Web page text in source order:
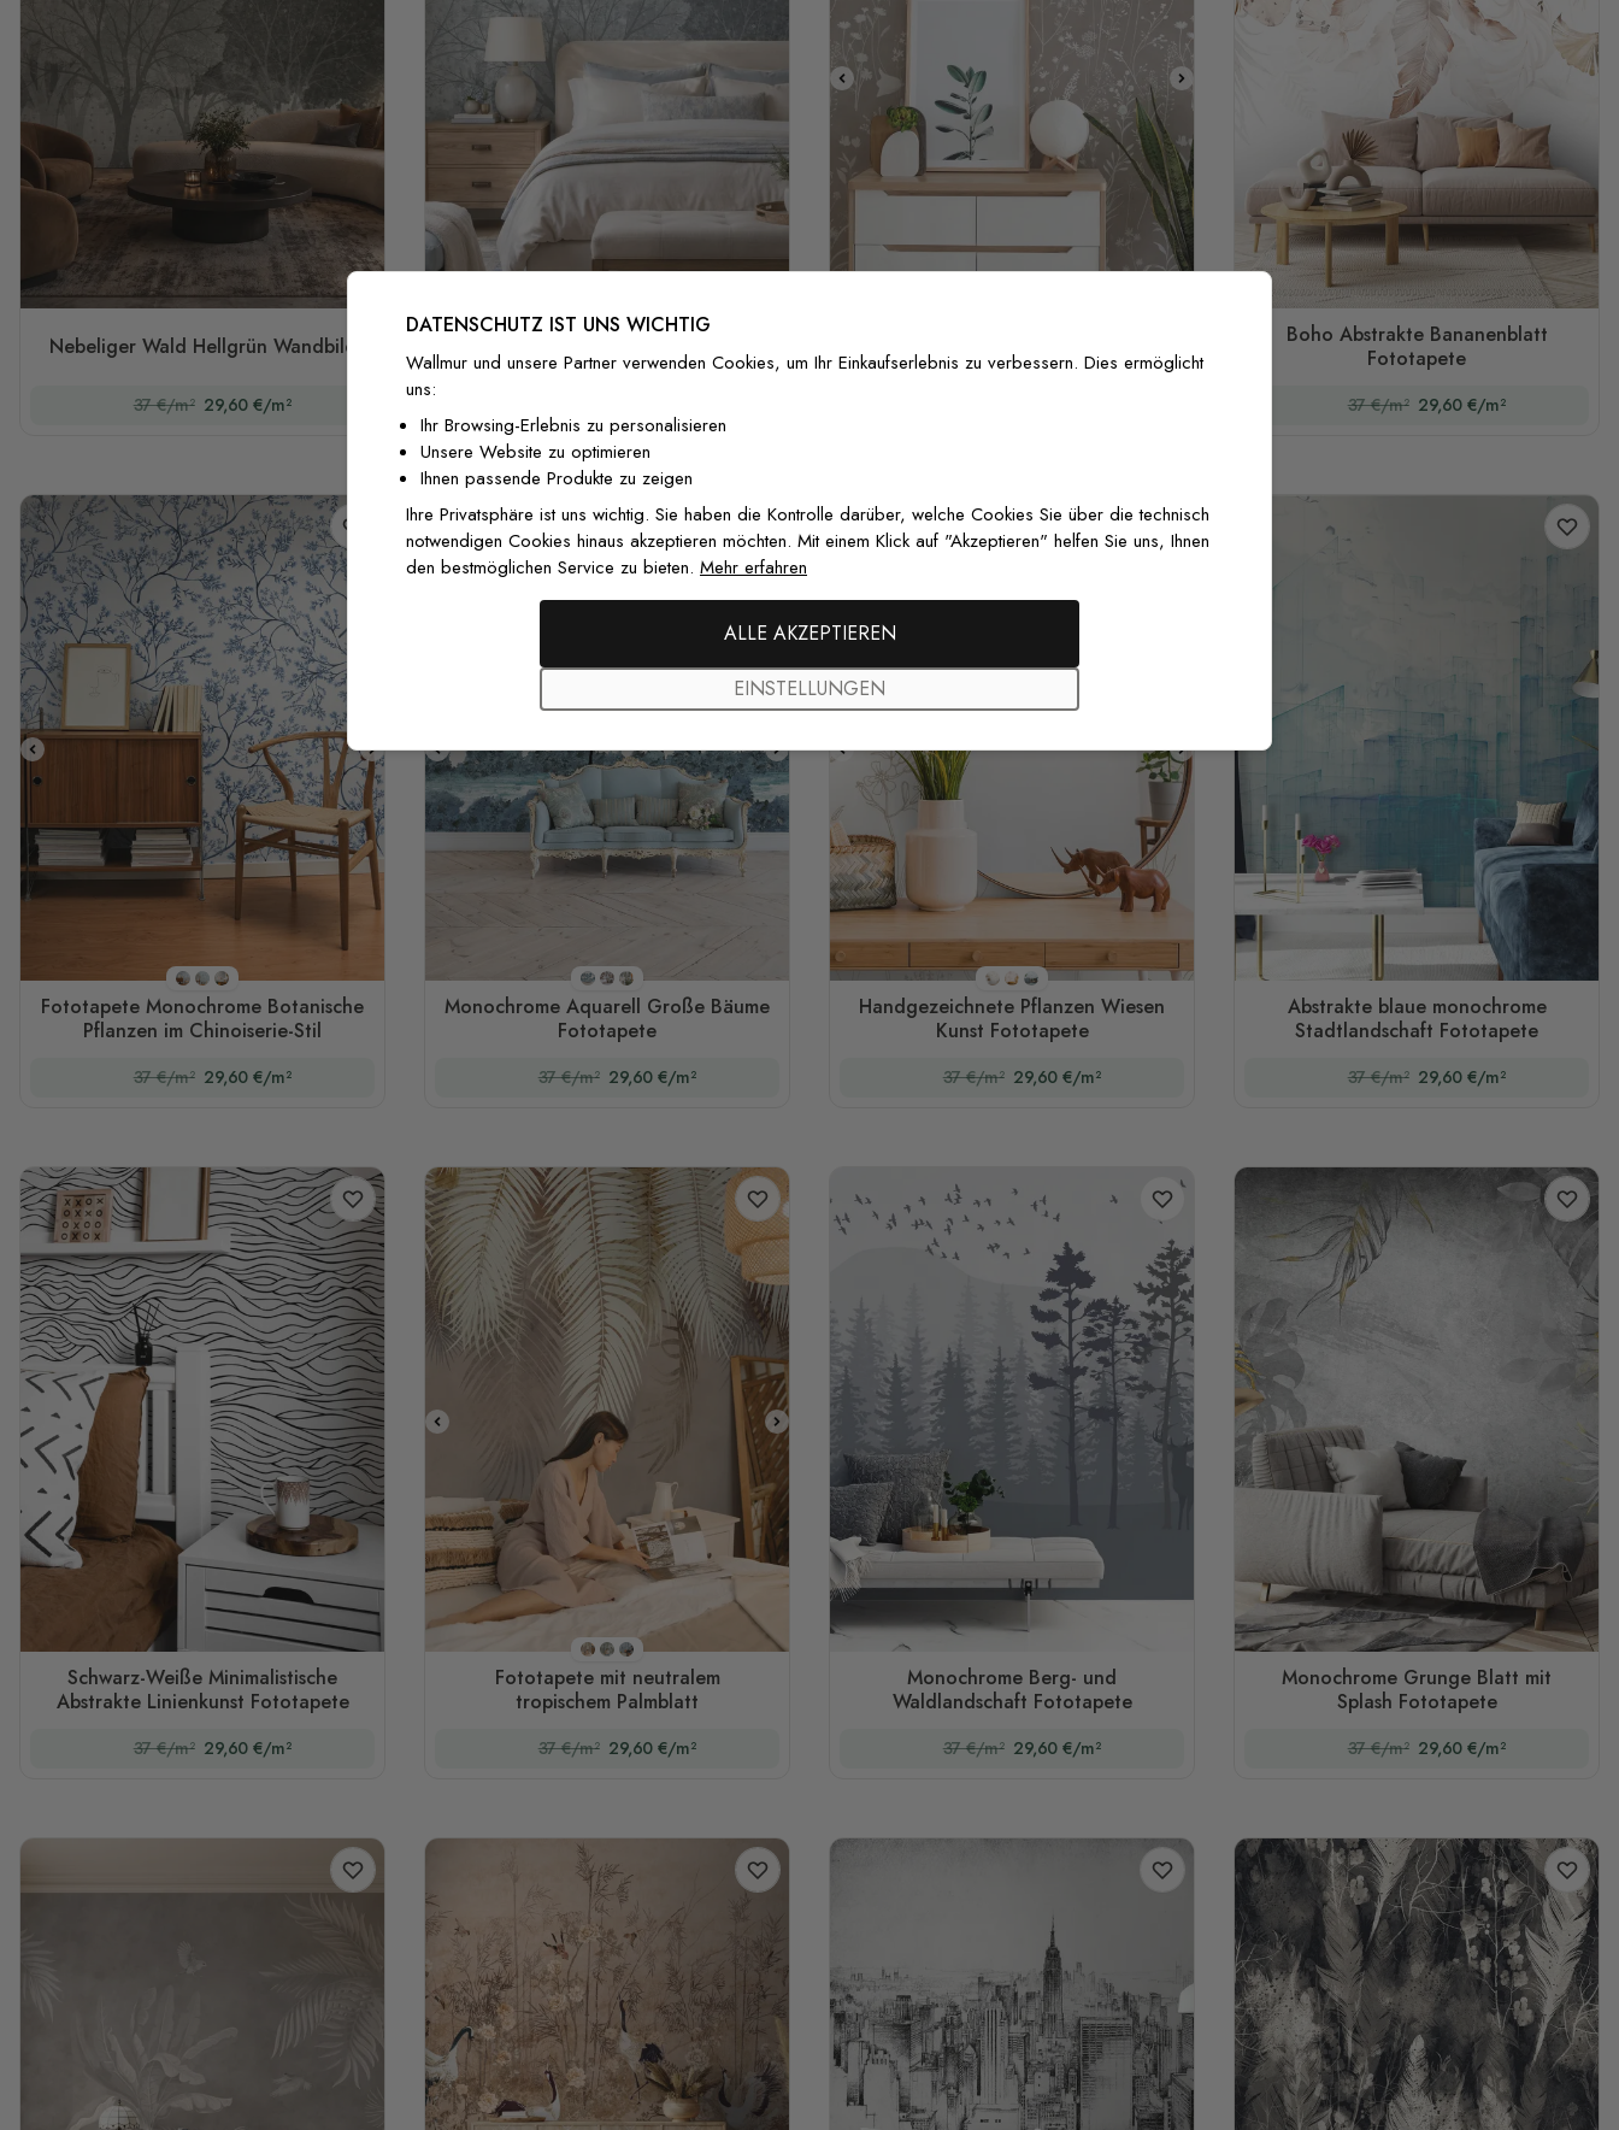
Nebeliger Wald Hellgrün Wandbild
37 €/m² 29,60 €/m²
neutralen Wildblumenfarben
Boho Abstrakte Bananenblatt
Fototapete
37 €/m² 29,60 €/m²
Stil 1Stil 2Stil 3
Fototapete Monochrome Botanische
Pflanzen im Chinoiserie-Stil
37 €/m² 29,60 €/m²
Stil 1Stil 2Stil 3
Monochrome Aquarell Große Bäume
Fototapete
37 €/m² 29,60 €/m²
Stil 1Stil 2Stil 3
Handgezeichnete Pflanzen Wiesen
Kunst Fototapete
37 €/m² 29,60 €/m²
Abstrakte blaue monochrome
Stadtlandschaft Fototapete
37 €/m² 29,60 €/m²
Schwarz-Weiße Minimalistische
Abstrakte Linienkunst Fototapete
37 €/m² 29,60 €/m²
Stil 1Stil 2Stil 3
Fototapete mit neutralem
tropischem Palmblatt
37 €/m² 29,60 €/m²
Monochrome Berg- und
Waldlandschaft Fototapete
37 €/m² 29,60 €/m²
Monochrome Grunge Blatt mit
Splash Fototapete
37 €/m² 29,60 €/m²
DATENSCHUTZ IST UNS WICHTIG
Wallmur und unsere Partner verwenden Cookies, um Ihr Einkaufserlebnis zu verbessern. Dies ermöglicht
uns:
Ihr Browsing-Erlebnis zu personalisieren
Unsere Website zu optimieren
Ihnen passende Produkte zu zeigen
Ihre Privatsphäre ist uns wichtig. Sie haben die Kontrolle darüber, welche Cookies Sie über die technisch
notwendigen Cookies hinaus akzeptieren möchten. Mit einem Klick auf "Akzeptieren" helfen Sie uns, Ihnen
den bestmöglichen Service zu bieten. Mehr erfahren
ALLE AKZEPTIEREN
EINSTELLUNGEN